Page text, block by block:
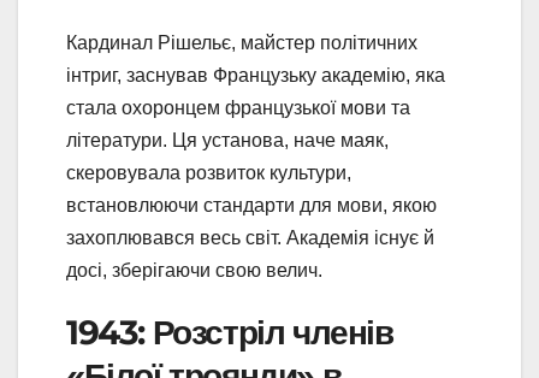
Кардинал Рішельє, майстер політичних
інтриг, заснував Французьку академію, яка
стала охоронцем французької мови та
літератури. Ця установа, наче маяк,
скеровувала розвиток культури,
встановлюючи стандарти для мови, якою
захоплювався весь світ. Академія існує й
досі, зберігаючи свою велич.
1943: Розстріл членів